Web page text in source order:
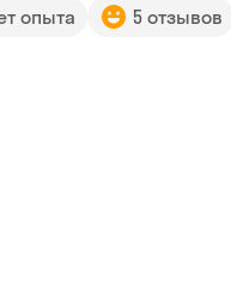
опыта 5 отзывов